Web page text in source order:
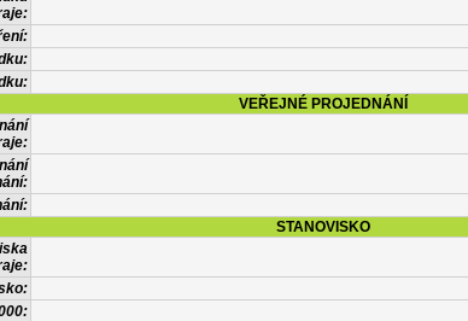
VEŘEJNÉ PROJEDNÁNÍ
STANOVISKO